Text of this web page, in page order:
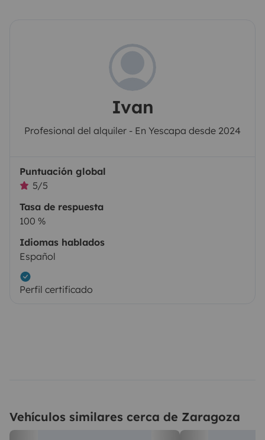
Ivan
Profesional del alquiler - En Yescapa desde 2024
Puntuación global
5/5
Tasa de respuesta
100 %
Idiomas hablados
Español
Perfil certificado
Vehículos similares cerca de Zaragoza